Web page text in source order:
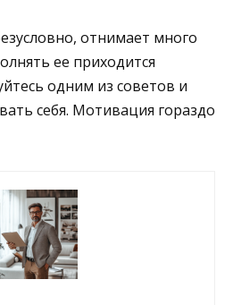
отнимает много
ее приходится
одним из советов и
себя. Мотивация гораздо